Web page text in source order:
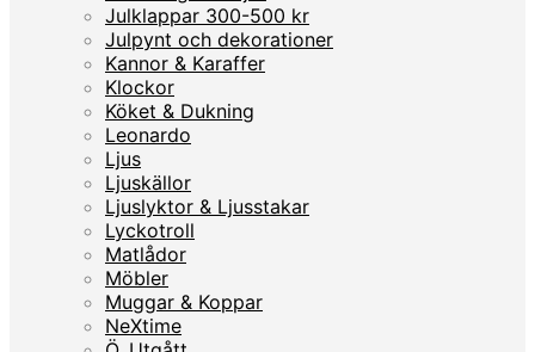
Julklappar 300-500 kr
Julpynt och dekorationer
Kannor & Karaffer
Klockor
Köket & Dukning
Leonardo
Ljus
Ljuskällor
Ljuslyktor & Ljusstakar
Lyckotroll
Matlådor
Möbler
Muggar & Koppar
NeXtime